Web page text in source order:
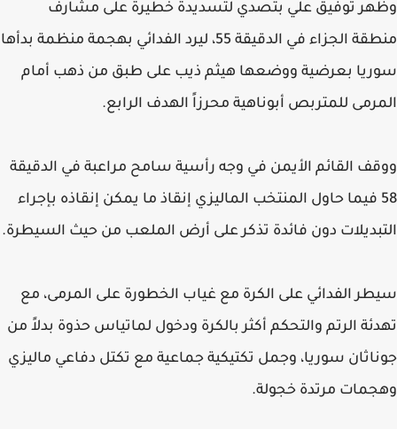
وظهر توفيق علي بتصدي لتسديدة خطيرة على مشارف
منطقة الجزاء في الدقيقة 55، ليرد الفدائي بهجمة منظمة بدأها
سوريا بعرضية ووضعها هيثم ذيب على طبق من ذهب أمام
المرمى للمتربص أبوناهية محرزاً الهدف الرابع.
ووقف القائم الأيمن في وجه رأسية سامح مراعبة في الدقيقة
58 فيما حاول المنتخب الماليزي إنقاذ ما يمكن إنقاذه بإجراء
التبديلات دون فائدة تذكر على أرض الملعب من حيث السيطرة.
سيطر الفدائي على الكرة مع غياب الخطورة على المرمى، مع
تهدئة الرتم والتحكم أكثر بالكرة ودخول لماتياس حذوة بدلاً من
جوناثان سوريا، وجمل تكتيكية جماعية مع تكتل دفاعي ماليزي
وهجمات مرتدة خجولة.